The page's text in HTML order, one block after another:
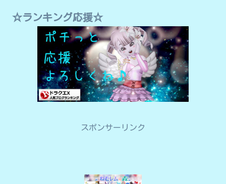
☆ランキング応援☆
スポンサーリンク